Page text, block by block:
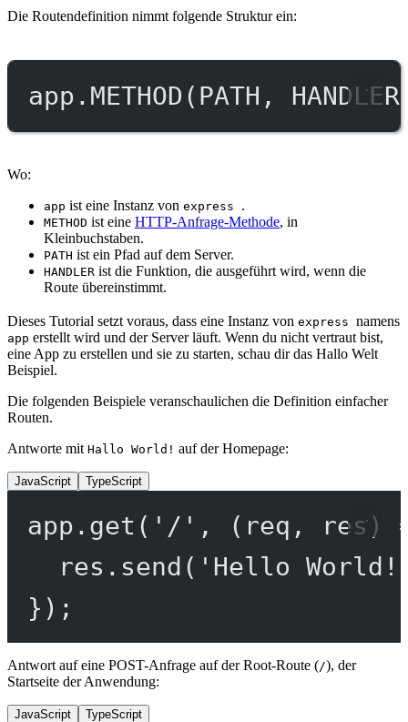
Die Routendefinition nimmt folgende Struktur ein:
app. METHOD ( PATH , HANDLER
Wo:
app ist eine Instanz von express .
METHOD ist eine HTTP-Anfrage-Methode, in
Kleinbuchstaben.
PATH ist ein Pfad auf dem Server.
HANDLER ist die Funktion, die ausgeführt wird, wenn die
Route übereinstimmt.
Dieses Tutorial setzt voraus, dass eine Instanz von express namens
app erstellt wird und der Server läuft. Wenn du nicht vertraut bist,
eine App zu erstellen und sie zu starten, schau dir das Hallo Welt
Beispiel.
Die folgenden Beispiele veranschaulichen die Definition einfacher
Routen.
Antworte mit Hallo World! auf der Homepage:
JavaScript TypeScript
app. get ( '/' , ( req , res)
res. send ( 'Hello
});
Antwort auf eine POST-Anfrage auf der Root-Route (/), der
Startseite der Anwendung:
JavaScript TypeScript